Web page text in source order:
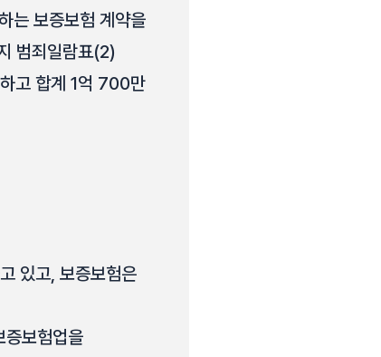
는 보증보험 계약을
범죄일람표(2)
고 합계 1억 700만
있고, 보증보험은
증보험업을